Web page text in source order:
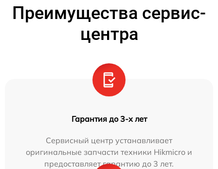
Преимущества сервис-
центра
Гарантия до 3-х лет
Сервисный центр устанавливает
оригинальные запчасти техники Hikmicro и
предоставляет гарантию до 3 лет.